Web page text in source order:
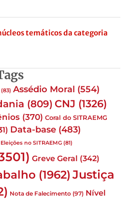
temáticos da categoria
(83) Assédio Moral (554)
(809) CNJ (1326)
(370) Coral do SITRAEMG
Data-base (483)
Eleições no SITRAEMG (81)
Greve Geral (342)
(1962) Justiça
Nota de Falecimento (97) Nível